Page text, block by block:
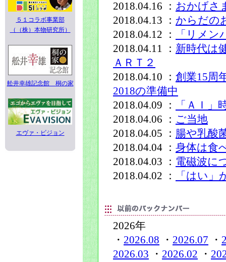
５１コラボ事業部
（（株）本物研究所）
舩井幸雄記念館 桐の家
エヴァ・ビジョン
2018.04.16 ： おかげさ
2018.04.13 ： からだの
2018.04.12 ：
「リメン
2018.04.11 ： 新時代は
ＡＲＴ２
2018.04.10 ： 創業15周
2018の準備中
2018.04.09 ：
「ＡＩ」
2018.04.06 ： ご当地
2018.04.05 ： 腸や乳酸
2018.04.04 ： 身体は食
2018.04.03 ： 電磁波に
2018.04.02 ：
「はい」
2026年
・ 2026.08 ・ 2026.07 ・
2026.03 ・ 2026.02 ・